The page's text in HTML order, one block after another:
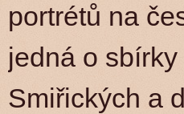
portrétů na
jedná o
Smiřických a